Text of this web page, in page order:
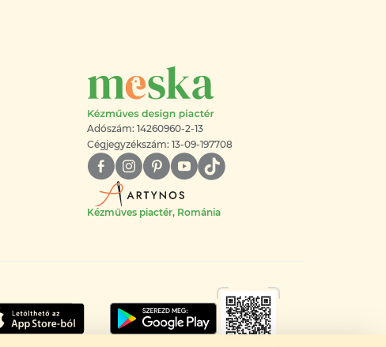
Adószám: 14260960-2-13
Cégjegyzékszám: 13-09-197708
Kézműves piactér, Románia